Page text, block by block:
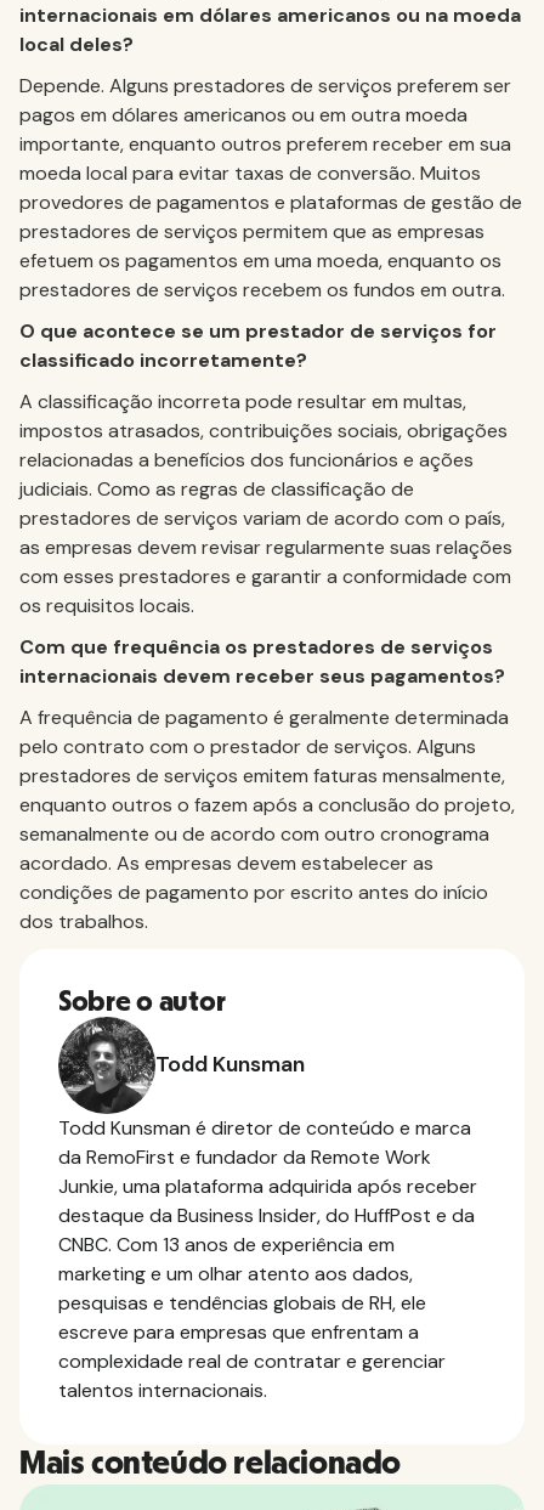
internacionais em dólares americanos ou na moeda
local deles?
Depende. Alguns prestadores de serviços preferem ser
pagos em dólares americanos ou em outra moeda
importante, enquanto outros preferem receber em sua
moeda local para evitar taxas de conversão. Muitos
provedores de pagamentos e plataformas de gestão de
prestadores de serviços permitem que as empresas
efetuem os pagamentos em uma moeda, enquanto os
prestadores de serviços recebem os fundos em outra.
O que acontece se um prestador de serviços for
classificado incorretamente?
A classificação incorreta pode resultar em multas,
impostos atrasados, contribuições sociais, obrigações
relacionadas a benefícios dos funcionários e ações
judiciais. Como as regras de classificação de
prestadores de serviços variam de acordo com o país,
as empresas devem revisar regularmente suas relações
com esses prestadores e garantir a conformidade com
os requisitos locais.
Com que frequência os prestadores de serviços
internacionais devem receber seus pagamentos?
A frequência de pagamento é geralmente determinada
pelo contrato com o prestador de serviços. Alguns
prestadores de serviços emitem faturas mensalmente,
enquanto outros o fazem após a conclusão do projeto,
semanalmente ou de acordo com outro cronograma
acordado. As empresas devem estabelecer as
condições de pagamento por escrito antes do início
dos trabalhos.
Sobre o autor
Todd Kunsman
Todd Kunsman é diretor de conteúdo e marca
da RemoFirst e fundador da Remote Work
Junkie, uma plataforma adquirida após receber
destaque da Business Insider, do HuffPost e da
CNBC. Com 13 anos de experiência em
marketing e um olhar atento aos dados,
pesquisas e tendências globais de RH, ele
escreve para empresas que enfrentam a
complexidade real de contratar e gerenciar
talentos internacionais.
Mais conteúdo relacionado